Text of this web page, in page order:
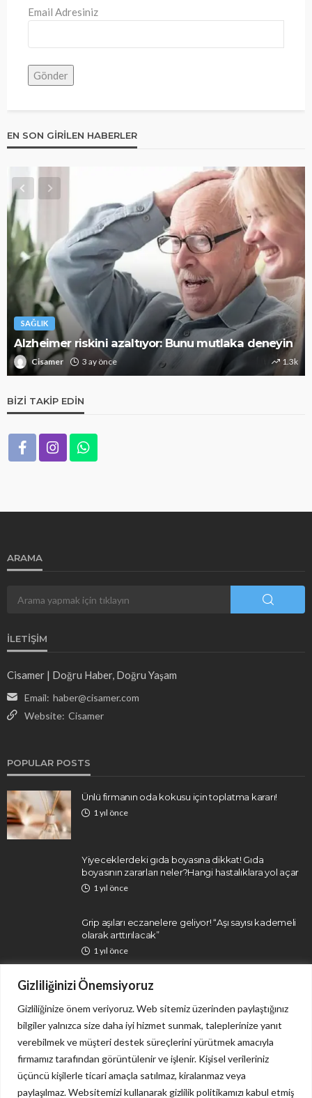
Gizliliğinizi Önemsiyoruz
Gizliliğinize önem veriyoruz. Web sitemiz üzerinden paylaştığınız
bilgiler yalnızca size daha iyi hizmet sunmak, taleplerinize yanıt
verebilmek ve müşteri destek süreçlerini yürütmek amacıyla
firmamız tarafından görüntülenir ve işlenir. Kişisel verileriniz
üçüncü kişilerle ticari amaçla satılmaz, kiralanmaz veya
paylaşılmaz. Websitemizi kullanarak gizlilik politikamızı kabul etmiş
Email Adresiniz
EN SON GIRILEN HABERLER
SAĞLIK
Alzheimer riskini azaltıyor: Bunu mutlaka deneyin
Cisamer 3 ay önce 1.3k
BIZI TAKIP EDIN
ARAMA
İLETIŞIM
Cisamer | Doğru Haber, Doğru Yaşam
Email: haber@cisamer.com
Website: Cisamer
POPULAR POSTS
Ünlü firmanın oda kokusu için toplatma kararı!
1 yıl önce
Yiyeceklerdeki gıda boyasına dikkat! Gıda
boyasının zararları neler?Hangi hastalıklara yol açar
1 yıl önce
Grip aşıları eczanelere geliyor! “Aşı sayısı kademeli
olarak arttırılacak”
1 yıl önce
İletişim Gizlilik Politikası